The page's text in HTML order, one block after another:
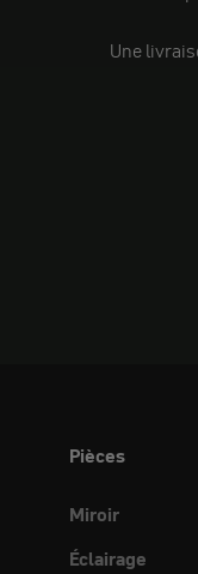
Une
Pièces
Miroir
Éclairage